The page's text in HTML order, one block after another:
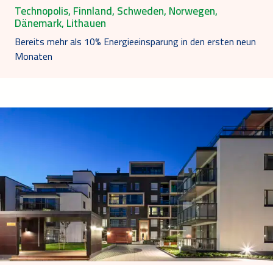
Technopolis, Finnland, Schweden, Norwegen,
Dänemark, Lithauen
Bereits mehr als 10% Energieeinsparung in den ersten neun
Monaten